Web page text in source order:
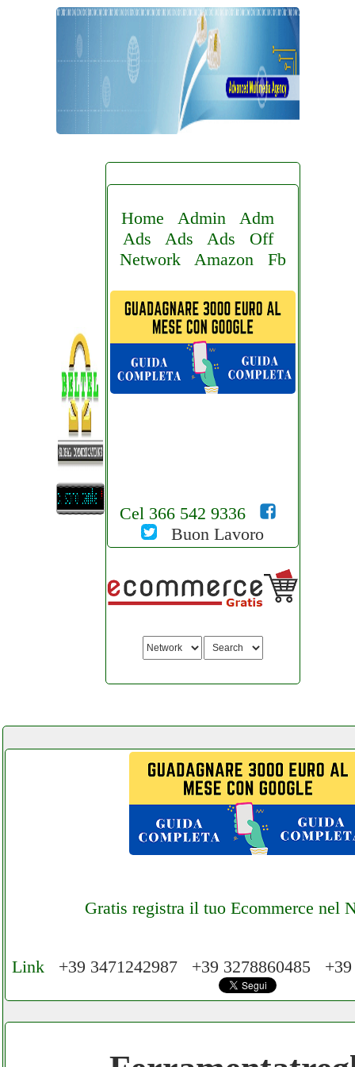
Home Admin
Adm
Ads
Ads Ads
Off
Network
Amazon Fb
Cel 366 542 9336
Buon Lavoro
Gratis registra il tuo Ecommerce nel
Cerchiamo Collaboratori per Lavoro nel
Mese
Link +39 3471242987 +39 3278860485